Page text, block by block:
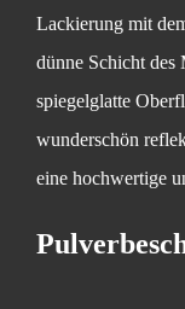
Lackierung mit
dünne Schicht des
spiegelglatte
wunderschön
eine hochwertige